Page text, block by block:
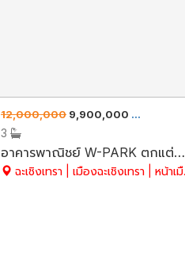
12,000,000 9,900,000 ขาย
3
อาคารพาณิชย์ W-PARK ตกแต่งสวยเป็น Clinic ความงาม หรือปรับเป็น Office ขายพร้อมผู้เช่า 50,000 บาท/เดือน ขนาดพิเศษ 35 ตร.ว. พร้อมเฟอร์นิเจอร์ สวย สะอาด
ฉะเชิงเทรา | เมืองฉะเชิงเทรา | หน้าเมือง